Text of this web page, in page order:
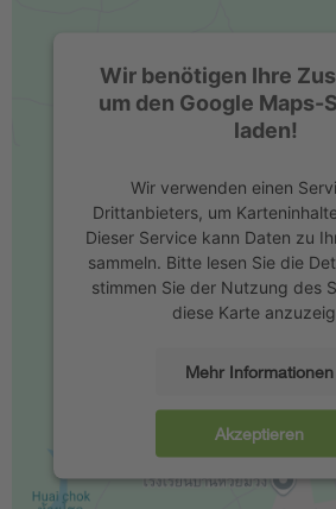
Wir benötigen Ihre
um den Google Maps-
laden!
Wir verwenden einen
Drittanbieters, um
Dieser Service kann Daten zu
sammeln. Bitte lesen Sie die
stimmen Sie der Nutzung des
diese Karte
Mehr Informationen
Akzeptieren